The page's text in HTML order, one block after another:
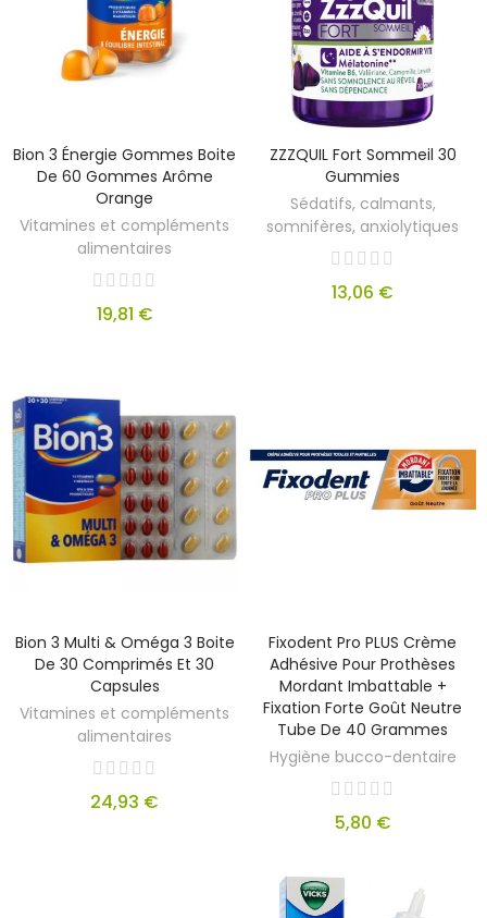
Bion 3 Énergie Gommes Boite
De 60 Gommes Arôme
Orange
Vitamines et compléments
alimentaires
19,81 €
ZZZQUIL Fort Sommeil 30
Gummies
Sédatifs, calmants,
somnifères, anxiolytiques
13,06 €
Bion 3 Multi & Oméga 3 Boite
De 30 Comprimés Et 30
Capsules
Vitamines et compléments
alimentaires
24,93 €
Fixodent Pro PLUS Crème
Adhésive Pour Prothèses
Mordant Imbattable +
Fixation Forte Goût Neutre
Tube De 40 Grammes
Hygiène bucco-dentaire
5,80 €